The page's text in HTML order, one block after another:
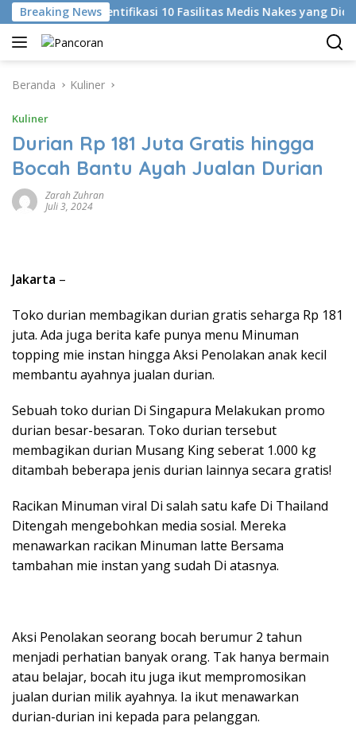
Langsung
ke
konten
Breaking News
KKI Identifikasi 10 Fasilitas Medis Nakes yang Diduga
Beranda Kuliner
Kuliner
Durian Rp 181 Juta Gratis hingga
Bocah Bantu Ayah Jualan Durian
Zarah Zuhran
Juli 3, 2024
Jakarta –
Toko durian membagikan durian gratis seharga Rp 181
juta. Ada juga berita kafe punya menu Minuman
topping mie instan hingga Aksi Penolakan anak kecil
membantu ayahnya jualan durian.
Sebuah toko durian Di Singapura Melakukan promo
durian besar-besaran. Toko durian tersebut
membagikan durian Musang King seberat 1.000 kg
ditambah beberapa jenis durian lainnya secara gratis!
Racikan Minuman viral Di salah satu kafe Di Thailand
Ditengah mengebohkan media sosial. Mereka
menawarkan racikan Minuman latte Bersama
tambahan mie instan yang sudah Di atasnya.
Aksi Penolakan seorang bocah berumur 2 tahun
menjadi perhatian banyak orang. Tak hanya bermain
atau belajar, bocah itu juga ikut mempromosikan
jualan durian milik ayahnya. Ia ikut menawarkan
durian-durian ini kepada para pelanggan.